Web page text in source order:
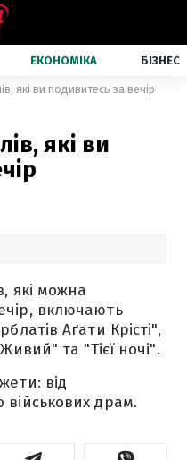
ЕКОНОМІКА БІЗНЕС
які ви подивитесь за вечір
які ви
які можна
включають
Аґати Крісті",
та "Тієї ночі".
від
військових драм.